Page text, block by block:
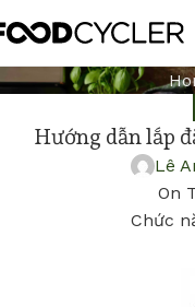
Hướng dẫn lắp
Lê
On
Chức